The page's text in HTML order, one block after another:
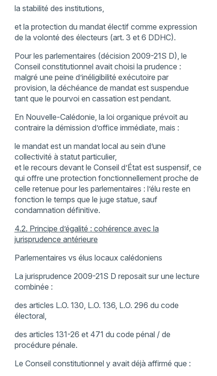
la stabilité des institutions,
et la protection du mandat électif comme expression
de la volonté des électeurs (art. 3 et 6 DDHC).
Pour les parlementaires (décision 2009-21S D), le
Conseil constitutionnel avait choisi la prudence :
malgré une peine d’inéligibilité exécutoire par
provision, la déchéance de mandat est suspendue
tant que le pourvoi en cassation est pendant.
En Nouvelle-Calédonie, la loi organique prévoit au
contraire la démission d’office immédiate, mais :
le mandat est un mandat local au sein d’une
collectivité à statut particulier,
et le recours devant le Conseil d’État est suspensif, ce
qui offre une protection fonctionnellement proche de
celle retenue pour les parlementaires : l’élu reste en
fonction le temps que le juge statue, sauf
condamnation définitive.
4.2. Principe d’égalité : cohérence avec la
jurisprudence antérieure
Parlementaires vs élus locaux calédoniens
La jurisprudence 2009-21S D reposait sur une lecture
combinée :
des articles L.O. 130, L.O. 136, L.O. 296 du code
électoral,
des articles 131-26 et 471 du code pénal / de
procédure pénale.
Le Conseil constitutionnel y avait déjà affirmé que :